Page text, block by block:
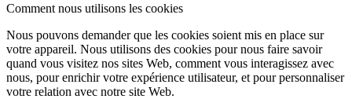
Comment nous utilisons les cookies
Nous pouvons demander que les cookies soient mis en place sur
votre appareil. Nous utilisons des cookies pour nous faire savoir
quand vous visitez nos sites Web, comment vous interagissez avec
nous, pour enrichir votre expérience utilisateur, et pour personnaliser
votre relation avec notre site Web.